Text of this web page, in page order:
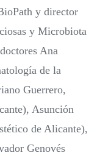
y director
y Microbiota
Ana
de la
Guerrero,
Asunción
de Alicante),
Genovés